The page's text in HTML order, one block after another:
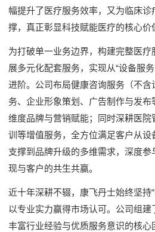
幅提升了医疗服务效率，又为临床
撑，真正彰显科技赋能医疗的核心价
为打破单一业务边界，构建完整医
展多元化配套服务，实现从“设备服
进阶。公司布局健康咨询服务（不含
务、企业形象策划、广告制作与发
维度品牌与营销赋能；同时深耕医
训等增值服务，全方位满足客户从
支撑到品牌升级的多维需求，深度
现与客户的共生共赢。
近十年深耕不辍，康飞丹士始终坚持“
以专业实力赢得市场认可。公司组建
丰富行业经验与优质服务意识的核心